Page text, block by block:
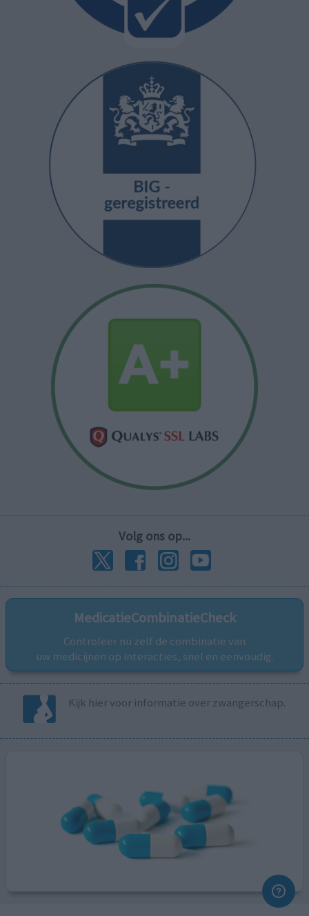
Volg ons op...
MedicatieCombinatieCheck
Controleer nu zelf de combinatie van
uw medicijnen op interacties, snel en eenvoudig.
Kijk hier voor informatie over zwangerschap.